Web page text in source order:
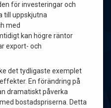
för investeringar och
till uppskjutna
med
kan högre räntor
export- och
det tydligaste exemplet
En förändring på
dramatiskt påverka
bostadspriserna. Detta